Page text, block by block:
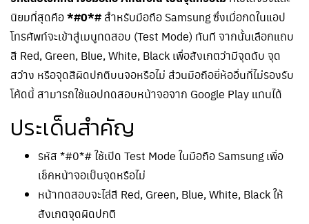
นิยมที่สุดคือ*#0*# สำหรับมือถือ Samsung ซึ่งเมื่อกดในแอป
โทรศัพท์จะเข้าสู่เมนูทดสอบ (Test Mode) ทันที จากนั้นเลือกแถบ
สี Red, Green, Blue, White, Black เพื่อสังเกตว่ามีจุดดับ จุด
สว่าง หรือจุดสีผิดปกติบนจอหรือไม่ ส่วนมือถือยี่ห้ออื่นที่ไม่รองรับ
โค้ดนี้ สามารถใช้แอปทดสอบหน้าจอจาก Google Play แทนได้
ประเด็นสำคัญ
รหัส *#0*# ใช้เปิด Test Mode ในมือถือ Samsung เพื่อ
เช็คหน้าจอเป็นจุดหรือไม่
หน้าทดสอบจะไล่สี Red, Green, Blue, White, Black ให้
สังเกตจุดผิดปกติ